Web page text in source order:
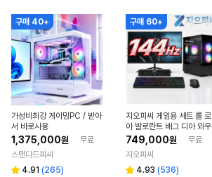
구매 40+
가성비최강 게이밍PC / 받아
서 바로사용
1,375,000원
무료
스탠다드피씨
별 4.91 리
(265)
구매 60+
지오피씨 게임용 세트 롤 로
아 발로란트 배그 디아 와우
조립컴 컴퓨터 풀세트 01
749,000원
무료
지오피씨
별 4.93 리
(536)